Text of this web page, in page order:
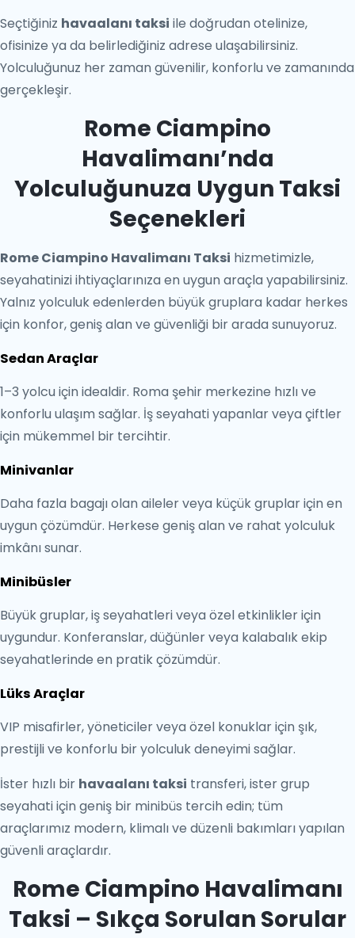
Seçtiğiniz havaalanı taksi ile doğrudan otelinize,
ofisinize ya da belirlediğiniz adrese ulaşabilirsiniz.
Yolculuğunuz her zaman güvenilir, konforlu ve zamanında
gerçekleşir.
Rome Ciampino
Havalimanı’nda
Yolculuğunuza Uygun Taksi
Seçenekleri
Rome Ciampino Havalimanı Taksi hizmetimizle,
seyahatinizi ihtiyaçlarınıza en uygun araçla yapabilirsiniz.
Yalnız yolculuk edenlerden büyük gruplara kadar herkes
için konfor, geniş alan ve güvenliği bir arada sunuyoruz.
Sedan Araçlar
1–3 yolcu için idealdir. Roma şehir merkezine hızlı ve
konforlu ulaşım sağlar. İş seyahati yapanlar veya çiftler
için mükemmel bir tercihtir.
Minivanlar
Daha fazla bagajı olan aileler veya küçük gruplar için en
uygun çözümdür. Herkese geniş alan ve rahat yolculuk
imkânı sunar.
Minibüsler
Büyük gruplar, iş seyahatleri veya özel etkinlikler için
uygundur. Konferanslar, düğünler veya kalabalık ekip
seyahatlerinde en pratik çözümdür.
Lüks Araçlar
VIP misafirler, yöneticiler veya özel konuklar için şık,
prestijli ve konforlu bir yolculuk deneyimi sağlar.
İster hızlı bir havaalanı taksi transferi, ister grup
seyahati için geniş bir minibüs tercih edin; tüm
araçlarımız modern, klimalı ve düzenli bakımları yapılan
güvenli araçlardır.
Rome Ciampino Havalimanı
Taksi – Sıkça Sorulan Sorular